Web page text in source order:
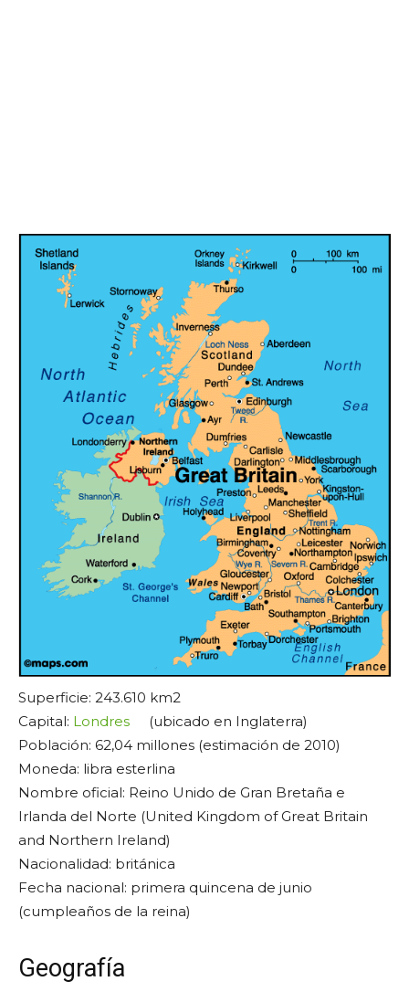
Superficie: 243.610 km2
Capital: Londres
(ubicado en Inglaterra)
Población: 62,04 millones (estimación de 2010)
Moneda: libra esterlina
Nombre oficial: Reino Unido de Gran Bretaña e
Irlanda del Norte (United Kingdom of Great Britain
and Northern Ireland)
Nacionalidad: británica
Fecha nacional: primera quincena de junio
(cumpleaños de la reina)
Geografía